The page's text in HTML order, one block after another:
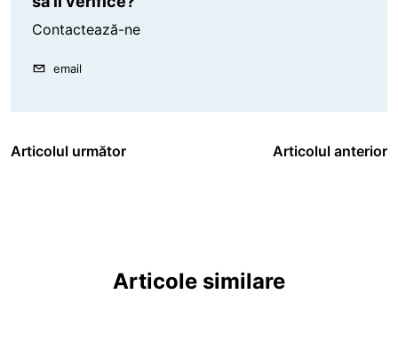
Contactează-ne
email
Articolul următor Articolul anterior
Articole similare